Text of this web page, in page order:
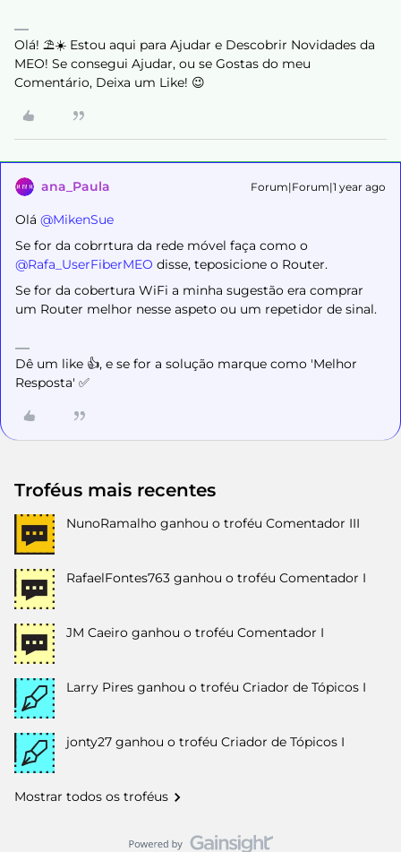
Olá! ⛱️☀️ Estou aqui para Ajudar e Descobrir Novidades da
MEO! Se consegui Ajudar, ou se Gostas do meu
Comentário, Deixa um Like! 😉
ana_Paula Forum|Forum|1 year ago
Olá ​ @MikenSue
Se for da cobrrtura da rede móvel faça como o ​
@Rafa_UserFiberMEO disse, teposicione o Router.
Se for da cobertura WiFi a minha sugestão era comprar
um Router melhor nesse aspeto ou um repetidor de sinal.
Dê um like 👍, e se for a solução marque como 'Melhor
Resposta' ✅
Troféus mais recentes
NunoRamalho ganhou o troféu Comentador III
RafaelFontes763 ganhou o troféu Comentador I
JM Caeiro ganhou o troféu Comentador I
Larry Pires ganhou o troféu Criador de Tópicos I
jonty27 ganhou o troféu Criador de Tópicos I
Mostrar todos os troféus